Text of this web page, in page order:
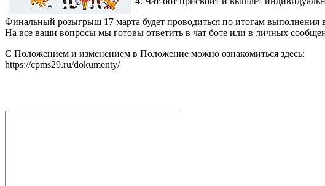
Финальный розыгрыш 17 марта будет проводиться по итогам
На все ваши вопросы мы готовы ответить в чат боте или в личных
С Положением и изменением в Положение можно ознакомиться здесь:
https://cpms29.ru/dokumenty/